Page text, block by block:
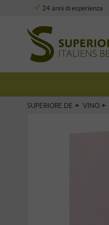
24 anni di esperienza
SUPERIORE.DE VINO